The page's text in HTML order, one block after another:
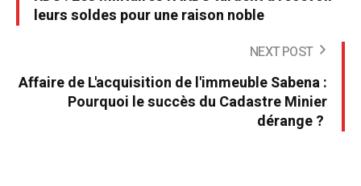
leurs soldes pour une raison noble
NEXT POST
Affaire de L'acquisition de l'immeuble Sabena :
Pourquoi le succès du Cadastre Minier
dérange ?